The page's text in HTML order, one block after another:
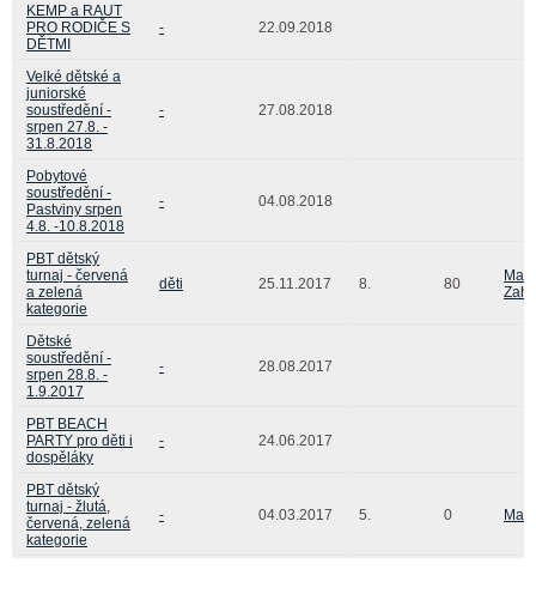
KEMP a RAUT
PRO RODIČE S
DĚTMI
- 22.09.2018
Velké dětské a
juniorské
soustředění -
srpen 27.8. -
31.8.2018
- 27.08.2018
Pobytové
soustředění -
Pastviny srpen
4.8. -10.8.2018
- 04.08.2018
PBT dětský
turnaj - červená
a zelená
kategorie
děti 25.11.2017 8. 80
Dětské
soustředění -
srpen 28.8. -
1.9.2017
- 28.08.2017
PBT BEACH
PARTY pro děti i
dospěláky
- 24.06.2017
PBT dětský
turnaj - žlutá,
červená, zelená
kategorie
- 04.03.2017 5. 0